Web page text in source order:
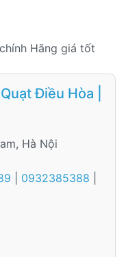
Hãng giá tốt
Điều Hòa |
Hà Nội
0932385388